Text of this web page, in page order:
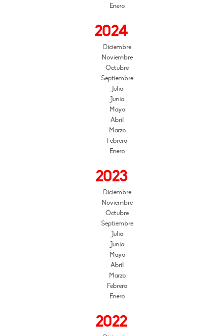
Enero
2024
Diciembre
Noviembre
Octubre
Septiembre
Julio
Junio
Mayo
Abril
Marzo
Febrero
Enero
2023
Diciembre
Noviembre
Octubre
Septiembre
Julio
Junio
Mayo
Abril
Marzo
Febrero
Enero
2022